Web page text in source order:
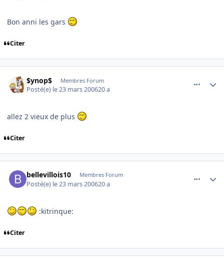
Bon anni les gars
Citer
$ynop$ Membres Forum
Posté(e) le 23 mars 200620 a
allez 2 vieux de plus
Citer
bellevillois10 Membres Forum
Posté(e) le 23 mars 200620 a
:kitrinque:
Citer